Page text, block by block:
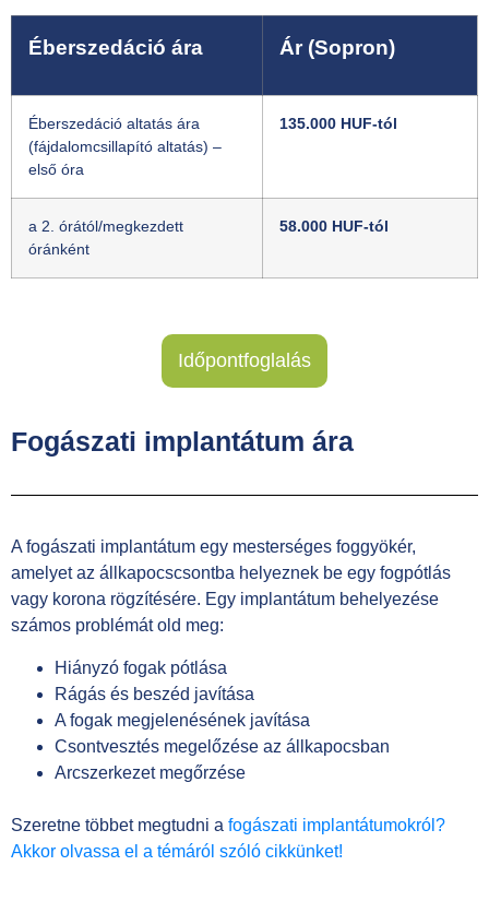
Éberszedáció ára Ár (Sopron)
Éberszedáció altatás ára
(fájdalomcsillapító altatás) –
első óra
135.000 HUF-tól
a 2. órától/megkezdett
óránként
58.000 HUF-tól
Időpontfoglalás
Fogászati ​​implantátum ára
A fogászati implantátum egy mesterséges foggyökér,
amelyet az állkapocscsontba helyeznek be egy fogpótlás
vagy korona rögzítésére. Egy implantátum behelyezése
számos problémát old meg:
Hiányzó fogak pótlása
Rágás és beszéd javítása
A fogak megjelenésének javítása
Csontvesztés megelőzése az állkapocsban
Arcszerkezet megőrzése
Szeretne többet megtudni a fogászati implantátumokról?
Akkor olvassa el a témáról szóló cikkünket!